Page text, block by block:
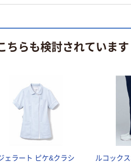
ちらも検討されています
ェラート ピケ&クラシ
ルコック